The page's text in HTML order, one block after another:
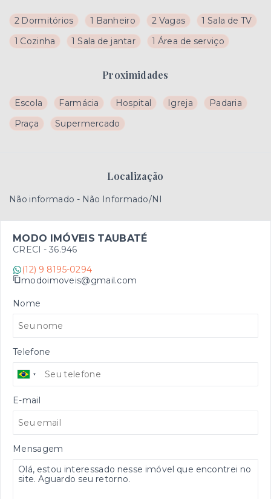
2 Dormitórios 1 Banheiro 2 Vagas
1 Sala de TV
1 Cozinha
1 Sala de jantar 1 Área de serviço
Proximidades
Escola Farmácia Hospital Igreja
Padaria
Praça
Supermercado
Localização
Não informado - Não Informado/NI
MODO IMÓVEIS TAUBATÉ
CRECI - 36.946
(12) 9 8195-0294
modoimoveis@gmail.com
Nome
Telefone
E-mail
Mensagem